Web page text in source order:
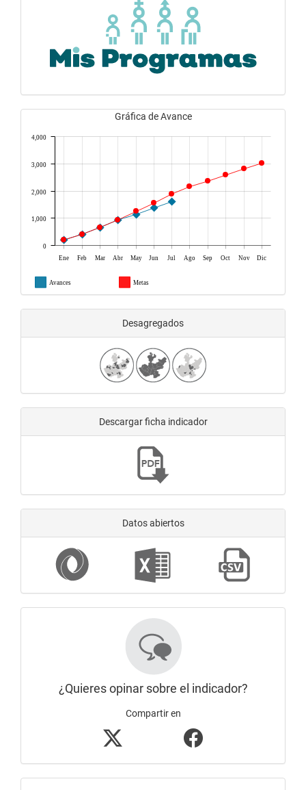
Gráfica de Avance
Ene Feb Mar Abr May Jun Jul Ago Sep Oct Nov Dic
0
1,000
2,000
3,000
4,000
Avances Metas
Desagregados
Descargar ficha indicador
Datos abiertos
¿Quieres opinar sobre el indicador?
Compartir en